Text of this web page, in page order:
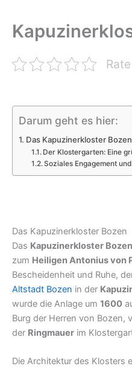
Darum geht es hier:
Das Kapuzinerkloster Bozen
Der Klostergarten: Eine
Soziales Engagement
Das Kapuzinerkloster Bozen
Das Kapuzinerkloster Bozen
zum Heiligen Antonius von
Bescheidenheit und Ruhe,
Altstadt Bozen in der
wurde die Anlage um 1600
Burg der Herren von Bozen,
der Ringmauer im
Die Architektur des Klosters